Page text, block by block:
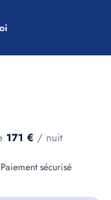
171 € / nuit
Paiement sécurisé